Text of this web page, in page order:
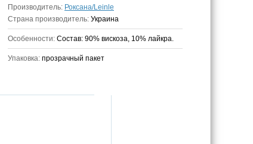
Производитель: Роксана/Leinle
Страна производитель: Украина
Особенности: Состав: 90% вискоза, 10% лайкра.
Упаковка: прозрачный пакет